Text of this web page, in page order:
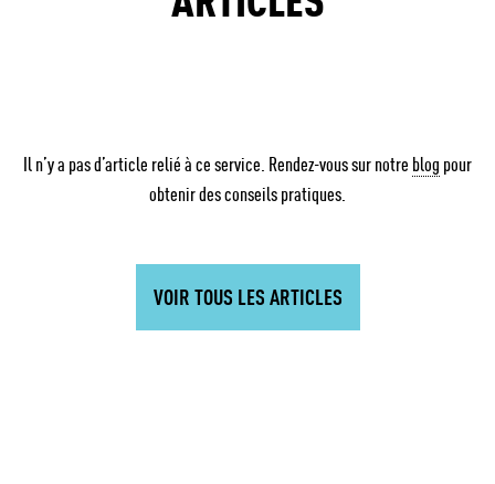
Il n’y a pas d’article relié à ce service. Rendez-vous sur notre blog pour
obtenir des conseils pratiques.
VOIR TOUS LES ARTICLES